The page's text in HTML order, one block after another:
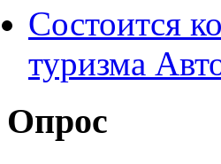
Состоится
туризма
Опрос